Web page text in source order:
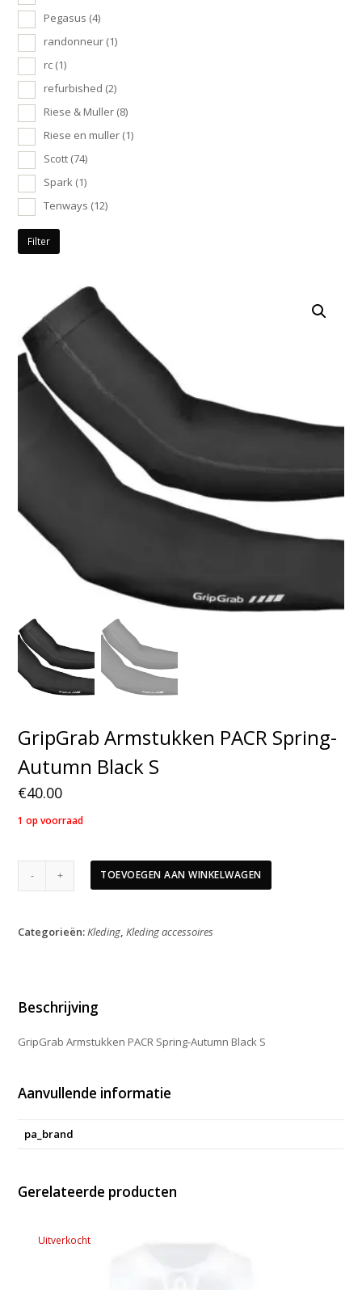
Pegasus (4)
randonneur (1)
rc (1)
refurbished (2)
Riese & Muller (8)
Riese en muller (1)
Scott (74)
Spark (1)
Tenways (12)
Filter
GripGrab Armstukken PACR Spring-
Autumn Black S
€40.00
1 op voorraad
Armstukken
Autumn
TOEVOEGEN AAN WINKELWAGEN
Categorieën:Kleding,Kleding accessoires
Beschrijving
GripGrab Armstukken PACR Spring-Autumn Black S
Aanvullende informatie
pa_brand
Gerelateerde producten
Uitverkocht